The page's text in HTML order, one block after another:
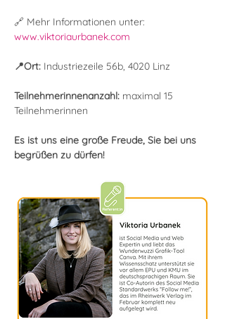
🔗 Mehr Informationen unter:
www.viktoriaurbanek.com
📍Ort: Industriezeile 56b, 4020 Linz
Teilnehmerinnenanzahl: maximal 15
Teilnehmerinnen
Es ist uns eine große Freude, Sie bei uns
begrüßen zu dürfen!